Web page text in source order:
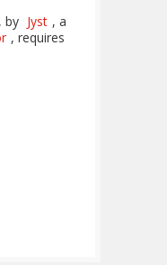
, by Jyst , a
, requires